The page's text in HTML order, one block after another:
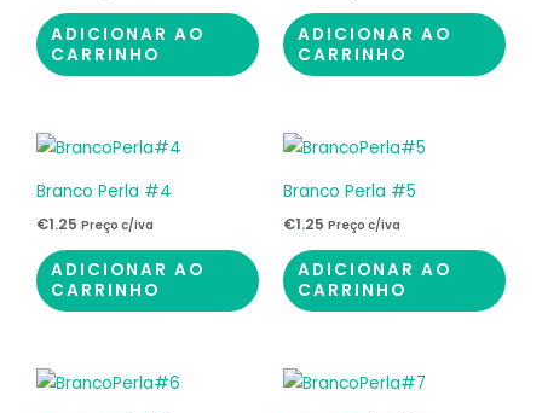
ADICIONAR AO
CARRINHO
ADICIONAR AO
CARRINHO
Branco Perla #4
€1.25 Preço c/iva
ADICIONAR AO
CARRINHO
Branco Perla #5
€1.25 Preço c/iva
ADICIONAR AO
CARRINHO